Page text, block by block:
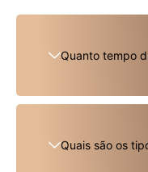
Quanto tempo
Quais são os